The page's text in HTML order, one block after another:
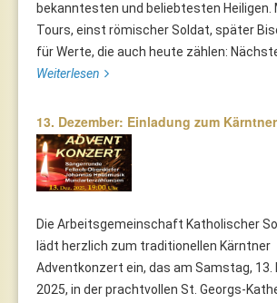
bekanntesten und beliebtesten Heiligen.
Tours, einst römischer Soldat, später
für Werte, die auch heute zählen:
Weiterlesen
13. Dezember: Einladung zum
Die Arbeitsgemeinschaft Katholischer
lädt herzlich zum traditionellen Kärntner
Adventkonzert ein, das am Samstag, 13.
2025, in der prachtvollen St. Georgs-